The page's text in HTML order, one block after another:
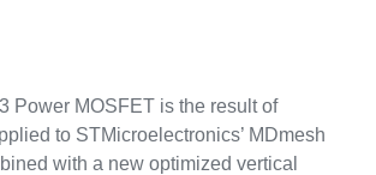
Power MOSFET is the result of
to STMicroelectronics’ MDmesh
with a new optimized vertical